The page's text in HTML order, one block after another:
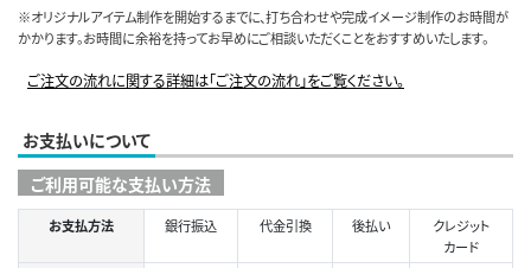
※オリジナルアイテム制作を開始するまでに、打ち合わせや完成イメージ制作のお時間が
かかります。お時間に余裕を持ってお早めにご相談いただくことをおすすめいたします。
ご注文の流れに関する詳細は「ご注文の流れ」をご覧ください。
お支払いについて
ご利用可能な支払い方法
お支払方法 銀行振込 代金引換 後払い
クレジット
カード